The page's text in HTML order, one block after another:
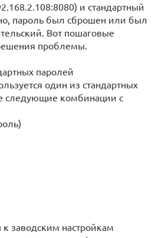
и стандартный
пароль был сброшен или был
Вот пошаговые
проблемы.
паролей
один из стандартных
следующие комбинации с
заводским настройкам